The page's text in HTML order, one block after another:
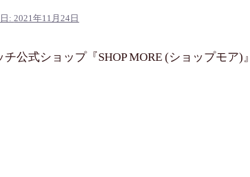
:2021年11月24日
公式ショップ『SHOP MORE (ショップモア)